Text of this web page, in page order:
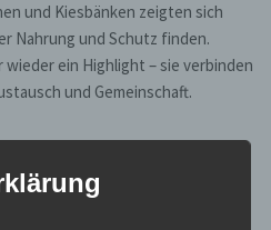
und Kiesbänken zeigten sich
Nahrung und Schutz finden.
wieder ein Highlight – sie verbinden
und Gemeinschaft.
& neues Habitat